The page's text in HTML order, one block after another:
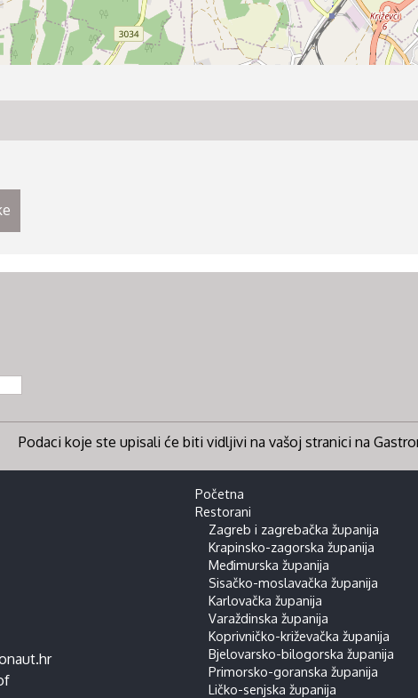
Podaci koje ste upisali će biti vidljivi na vašoj stranici na
Početna
Restorani
Zagreb i zagrebačka županija
Krapinsko-zagorska županija
Međimurska županija
Sisačko-moslavačka županija
Karlovačka županija
Varaždinska županija
Koprivničko-križevačka županija
Bjelovarsko-bilogorska županija
Primorsko-goranska županija
Ličko-senjska županija